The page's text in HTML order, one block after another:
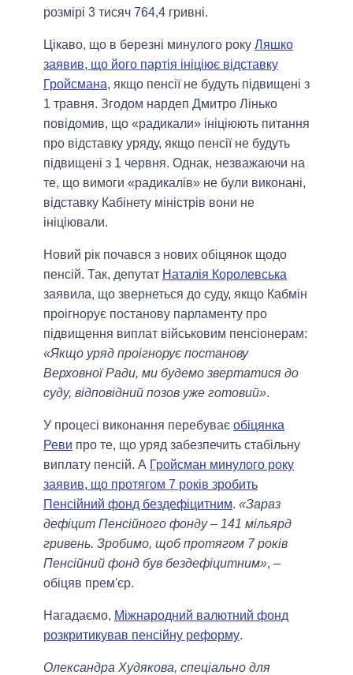
розмірі 3 тисяч 764,4 гривні.
Цікаво, що в березні минулого року Ляшко
заявив, що його партія ініціює відставку
Гройсмана, якщо пенсії не будуть підвищені з
1 травня. Згодом нардеп Дмитро Лінько
повідомив, що «радикали» ініціюють питання
про відставку уряду, якщо пенсії не будуть
підвищені з 1 червня. Однак, незважаючи на
те, що вимоги «радикалів» не були виконані,
відставку Кабінету міністрів вони не
ініціювали.
Новий рік почався з нових обіцянок щодо
пенсій. Так, депутат Наталія Королевська
заявила, що звернеться до суду, якщо Кабмін
проігнорує постанову парламенту про
підвищення виплат військовим пенсіонерам:
«Якщо уряд проігнорує постанову
Верховної Ради, ми будемо звертатися до
суду, відповідний позов уже готовий».
У процесі виконання перебуває обіцянка
Реви про те, що уряд забезпечить стабільну
виплату пенсій. А Гройсман минулого року
заявив, що протягом 7 років зробить
Пенсійний фонд бездефіцитним. «Зараз
дефіцит Пенсійного фонду – 141 мільярд
гривень. Зробимо, щоб протягом 7 років
Пенсійний фонд був бездефіцитним», –
обіцяв прем'єр.
Нагадаємо, Міжнародний валютний фонд
розкритикував пенсійну реформу.
Олександра Худякова, спеціально для